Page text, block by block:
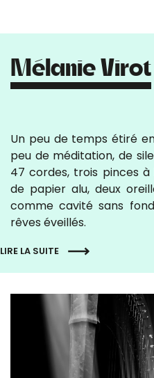
Mélanie Virot
Un peu de temps étiré
peu de méditation, de
47 cordes, trois pinces à
de papier alu, deux
comme cavité sans
rêves éveillés.
LIRE LA SUITE